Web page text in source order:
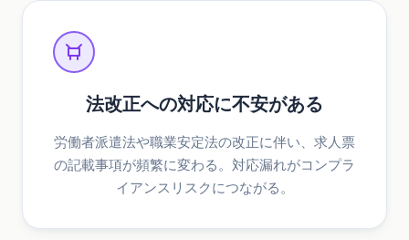
法改正への対応に不安がある
労働者派遣法や職業安定法の改正に伴い、求人票
の記載事項が頻繁に変わる。対応漏れがコンプラ
イアンスリスクにつながる。